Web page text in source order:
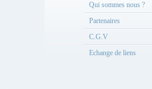
Qui sommes nous ?
Partenaires
C.G.V
Echange de liens